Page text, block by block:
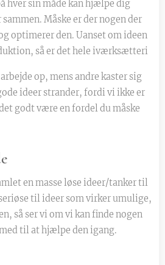
sin måde kan hjælpe dig
Måske er der nogen der
optimerer den. Uanset om ideen
så er det hele iværksætteri
op, mens andre kaster sig
ideer strander, fordi vi ikke er
godt være en fordel du måske
en masse løse ideer/tanker til
til ideer som virker umulige,
så ser vi om vi kan finde nogen
til at hjælpe den igang.